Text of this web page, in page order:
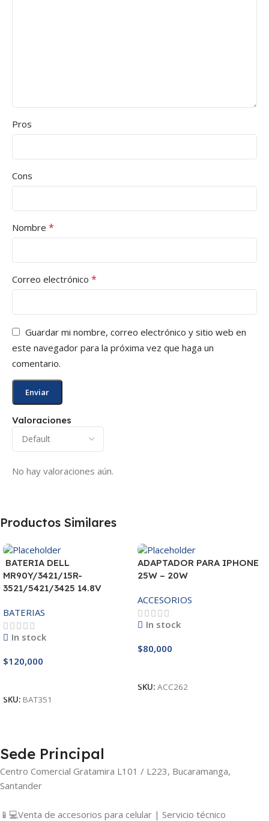
Valoraciones
No hay valoraciones aún.
Pros
Cons
Nombre *
Correo electrónico *
Guardar mi nombre, correo electrónico y sitio web en
este navegador para la próxima vez que haga un
comentario.
Productos Similares
BATERIA DELL
MR90Y/3421/15R-
3521/5421/3425 14.8V
BATERIAS
In stock
$120,000
SKU: BAT351
ADAPTADOR PARA IPHONE
25W – 20W
ACCESORIOS
In stock
$80,000
SKU: ACC262
Sede Principal
Centro Comercial Gratamira L101 / L223, Bucaramanga,
Santander
📱💻Venta de accesorios para celular | Servicio técnico